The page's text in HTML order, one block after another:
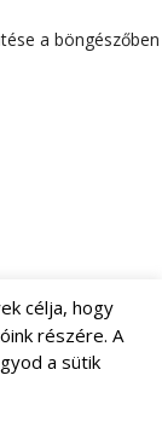
a böngészőben
célja, hogy
részére. A
a sütik